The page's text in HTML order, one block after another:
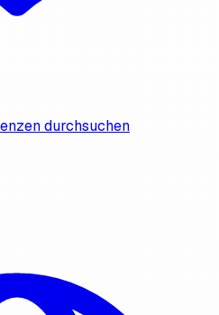
durchsuchen